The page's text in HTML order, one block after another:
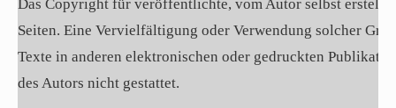
Das Copyright für veröffentlichte, vom Autor selbst
Seiten. Eine Vervielfältigung oder Verwendung solcher
Texte in anderen elektronischen oder gedruckten
des Autors nicht gestattet.